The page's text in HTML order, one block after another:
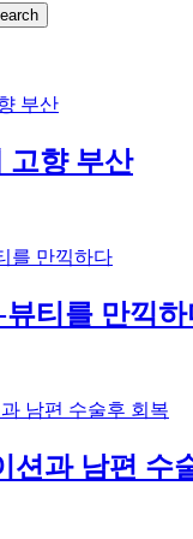
고향 부산
티를 만끽
션과 남편 수